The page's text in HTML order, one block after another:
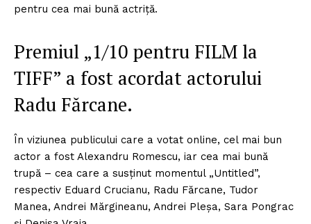
pentru cea mai bună actriţă.
Premiul „1/10 pentru FILM la
TIFF” a fost acordat actorului
Radu Fărcane.
În viziunea publicului care a votat online, cel mai bun
actor a fost Alexandru Romescu, iar cea mai bună
trupă – cea care a susţinut momentul „Untitled”,
respectiv Eduard Crucianu, Radu Fărcane, Tudor
Manea, Andrei Mărgineanu, Andrei Pleşa, Sara Pongrac